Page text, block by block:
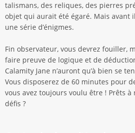
talismans, des reliques, des pierres
objet qui aurait été égaré. Mais avant
une série d’énigmes.
Fin observateur, vous devrez fouiller,
faire preuve de logique et de
Calamity Jane n’auront qu’à bien se
Vous disposerez de 60 minutes pour
vous avez toujours voulu être ! Prêts
défis ?